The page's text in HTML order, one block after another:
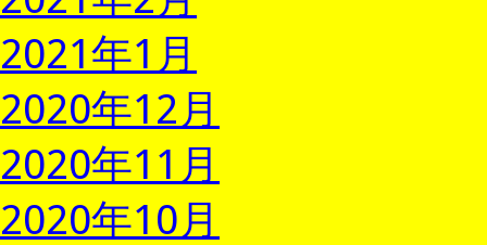
2021年1月
2020年12月
2020年11月
2020年10月